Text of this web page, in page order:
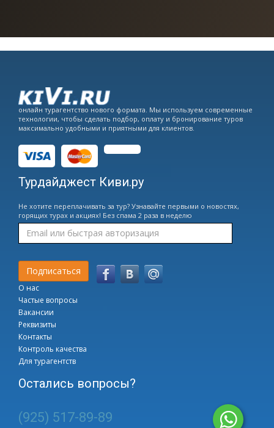
онлайн турагентство нового формата. Мы используем современные
технологии, чтобы сделать подбор, оплату и бронирование туров
максимально удобными и приятными для клиентов.
Турдайджест Киви.ру
Не хотите переплачивать за тур? Узнавайте первыми о новостях,
горящих турах и акциях! Без спама 2 раза в неделю
О нас
Частые вопросы
Вакансии
Реквизиты
Контакты
Контроль качества
Для турагентств
Остались вопросы?
(925) 517-89-89